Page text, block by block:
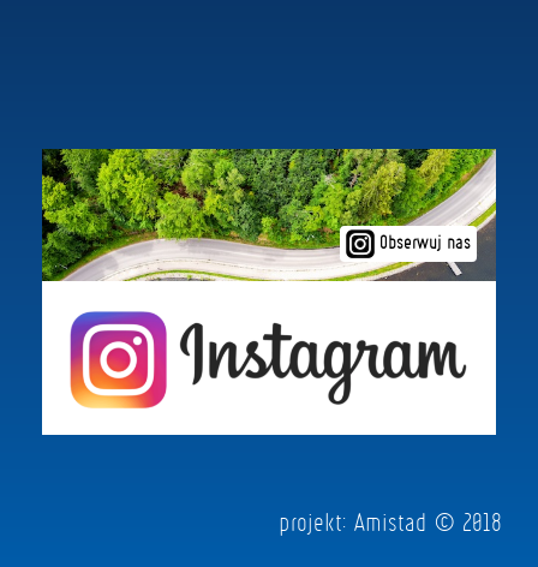
Obserwuj nas
projekt: Amistad © 2018